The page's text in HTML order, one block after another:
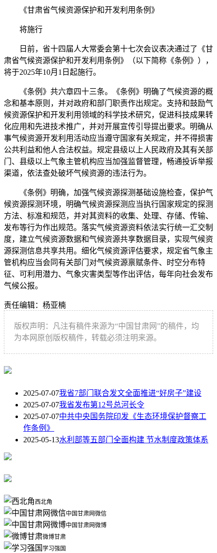
《甘肃省气候资源保护和开发利用条例》
将施行
日前，省十四届人大常委会第十七次会议表决通过了《甘
肃省气候资源保护和开发利用条例》（以下简称《条例》），
将于2025年10月1日起施行。
《条例》共六章四十三条。《条例》明确了气候资源的概
念和基本原则，并对政府和部门职责作出规定。支持和鼓励气
候资源保护和开发利用领域的科学技术研究，促进科技成果转
化应用和先进技术推广，并对开展宣传引导提出要求。明确从
事气候资源开发利用活动应当遵守国家有关规定，并不得损害
公共利益和他人合法权益。规定县级以上人民政府及其有关部
门、县级以上气象主管机构应当加强监督管理，畅通投诉举报
渠道，依法查处破坏气候资源的违法行为。
《条例》明确，加强气候资源探测基础设施检查，保护气
候资源探测环境，明确气候资源探测应当执行国家规定的探测
方法、标准和规范，并对其资料的收集、处理、存储、传输、
发布等行为作出规范。落实气候资源资料依法实行统一汇交制
度，建立气候资源数据和气候资源共享数据目录，实现气候资
源探测信息共享共用。细化气候资源评估要求，规定省气象主
管机构应当会同有关部门对气候资源禀赋条件、时空分布特
征、可利用潜力、气象灾害类型等作出评估，每年向社会发布
气候公报。
责任编辑：杨亚楠
版权声明：凡注有稿件来源为“中国甘肃网”的稿件，均
为本网原创版权稿件，转载必须注明来源。
2025-07-07我省7部门联合发文全面推进“好房子”建设
2025-07-07我省发布第12号总河长令
2025-07-07中共中央国务院印发《生态环境保护督察工
作条例》
2025-05-13水利部等五部门全面构建 节水制度政策体系
西北角
中国甘肃网微信
中国甘肃网微博
微博甘肃
学习强国